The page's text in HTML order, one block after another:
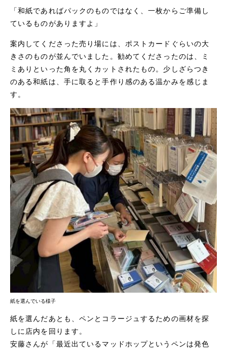
「和紙であればパックのものではなく、一枚からご準備し
ているものがありますよ」
案内してくださった売り場には、ポストカードぐらいの大
きさのものが並んでいました。勧めてくださったのは、ミ
ミありといった角を丸くカットされたもの。少しざらつき
のある和紙は、手に取ると手作り感のある温かみを感じま
す。
紙を選んでいる様子
紙を選んだあとも、ペンとコラージュするための画材を探
しに店内を回ります。
安藤さんが「最近出ているマッドホップというペンは発色